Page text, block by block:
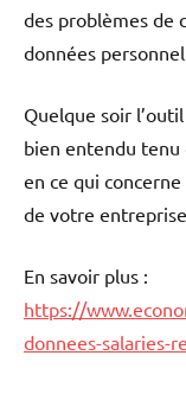
des problèmes de
données
Quelque soir
bien entendu tenu
en ce qui
de votre
En savoir plus :
https://
donnees-salaries-